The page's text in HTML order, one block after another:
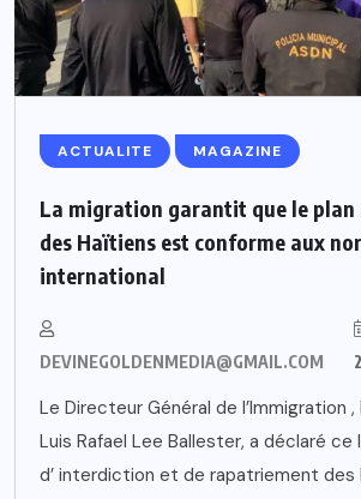
ACTUALITE MAGAZINE
La migration garantit que le plan
des Haïtiens est conforme aux
international
DEVINEGOLDENMEDIA@GMAIL.COM
Le Directeur Général de l’Immigration
Luis Rafael Lee Ballester, a déclaré ce
d’ interdiction et de rapatriement des